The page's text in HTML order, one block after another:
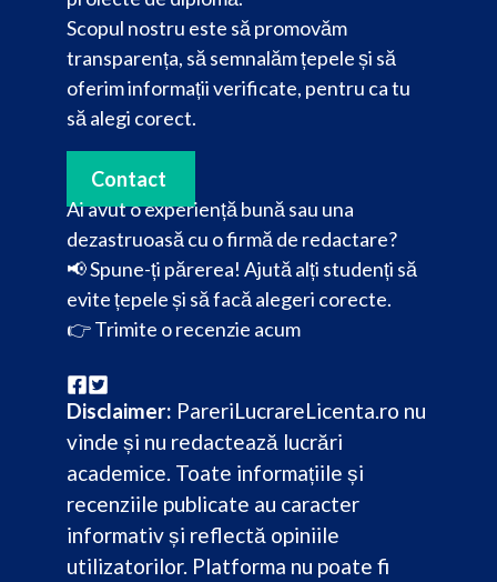
Scopul nostru este să promovăm
transparența, să semnalăm țepele și să
oferim informații verificate, pentru ca tu
să alegi corect.
Contact
Ai avut o experiență bună sau una
dezastruoasă cu o firmă de redactare?
📢 Spune-ți părerea! Ajută alți studenți să
evite țepele și să facă alegeri corecte.
👉Trimite o recenzie acum
Disclaimer: PareriLucrareLicenta.ro nu
vinde și nu redactează lucrări
academice. Toate informațiile și
recenziile publicate au caracter
informativ și reflectă opiniile
utilizatorilor. Platforma nu poate fi